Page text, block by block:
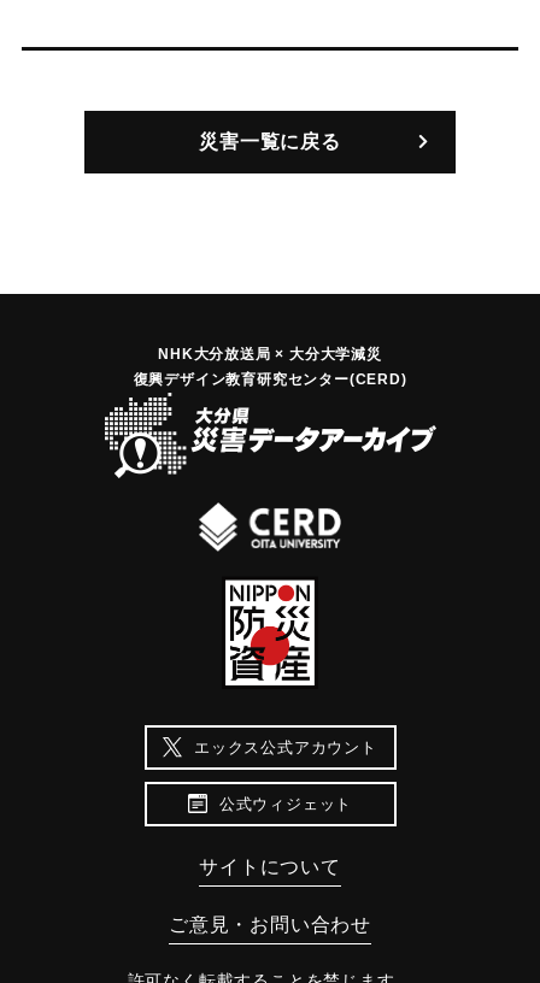
災害一覧に戻る
NHK大分放送局 × 大分大学減災
復興デザイン教育研究センター(CERD)
エックス公式アカウント
公式ウィジェット
サイトについて
ご意見・お問い合わせ